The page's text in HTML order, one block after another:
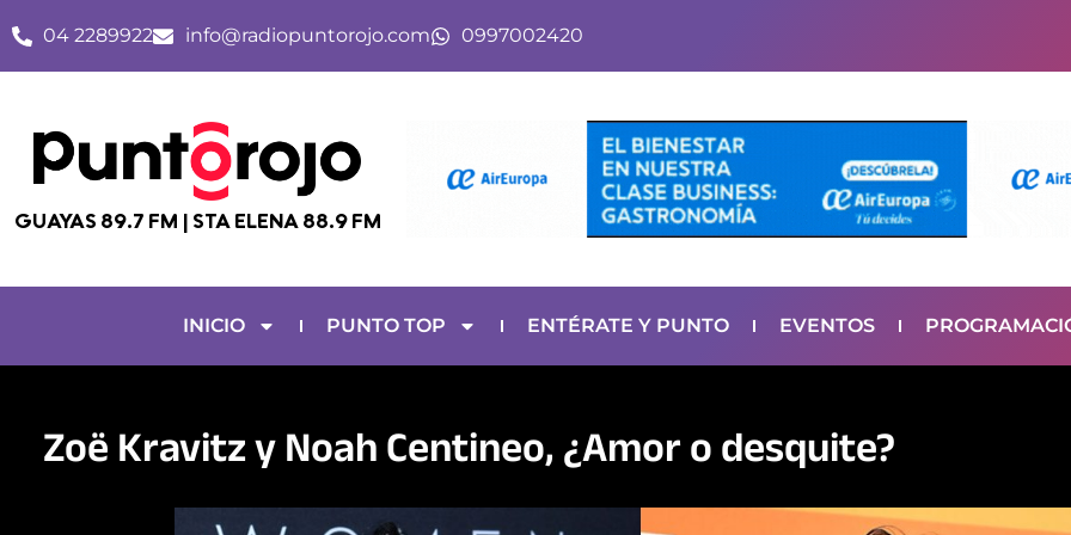
contenido
04 2289922 info@radiopuntorojo.com 0997002420
GUAYAS 89.7 FM | STA ELENA 88.9 FM
INICIO PUNTO TOP ENTÉRATE Y PUNTO EVENTOS
Zoë Kravitz y Noah Centineo, ¿Amor o desquite?